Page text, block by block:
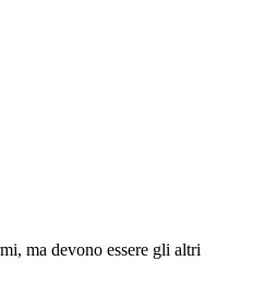
ma devono essere gli altri